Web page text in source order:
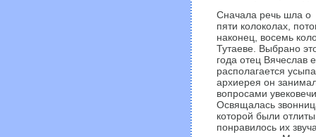
Сначала речь шла о
пяти колоколах,
наконец, восемь
Тутаеве. Выбрано
года отец Вячеслав
располагается
архиерея он
вопросами
Освящалась
которой были
понравилось их